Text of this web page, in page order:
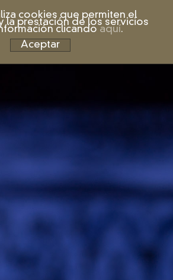
cookies que permiten el
la prestación de los servicios
clicando aquí.
Aceptar